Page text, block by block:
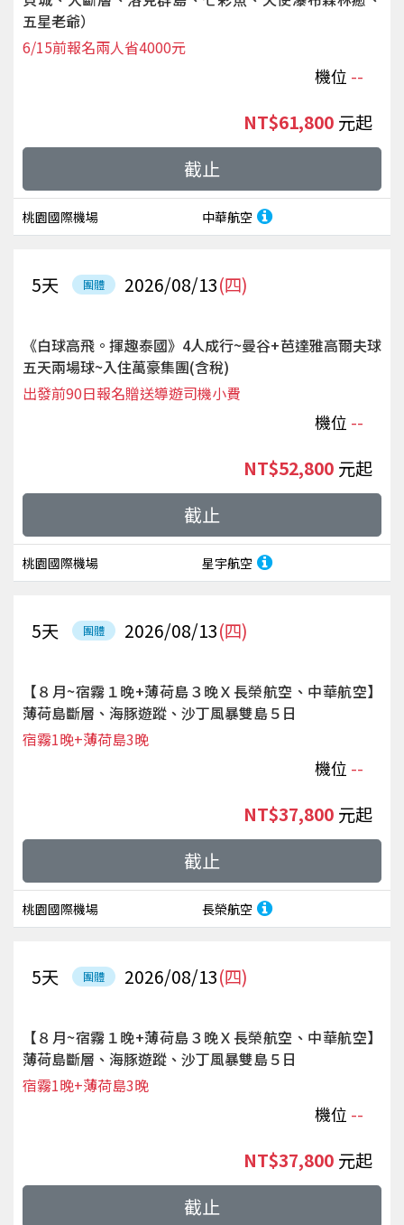
五星老爺）
機位 --
6/15前報名兩人省4000元
桃園國際機場 中華航空
NT$61,800 起
截止
團體 2026/08/13(四)
5天
《白球高飛。揮趣泰國》4人成行~曼谷+芭達雅高爾夫球
五天兩場球~入住萬豪集團(含稅)
機位 --
出發前90日報名贈送導遊司機小費
桃園國際機場 星宇航空
NT$52,800 起
截止
團體 2026/08/13(四)
5天
【８月~宿霧１晚+薄荷島３晚Ｘ長榮航空、中華航空】
薄荷島斷層、海豚遊蹤、沙丁風暴雙島５日
機位 --
宿霧1晚+薄荷島3晚
桃園國際機場 長榮航空
NT$37,800 起
截止
團體 2026/08/13(四)
5天
【８月~宿霧１晚+薄荷島３晚Ｘ長榮航空、中華航空】
薄荷島斷層、海豚遊蹤、沙丁風暴雙島５日
機位 --
宿霧1晚+薄荷島3晚
NT$37,800 起
截止